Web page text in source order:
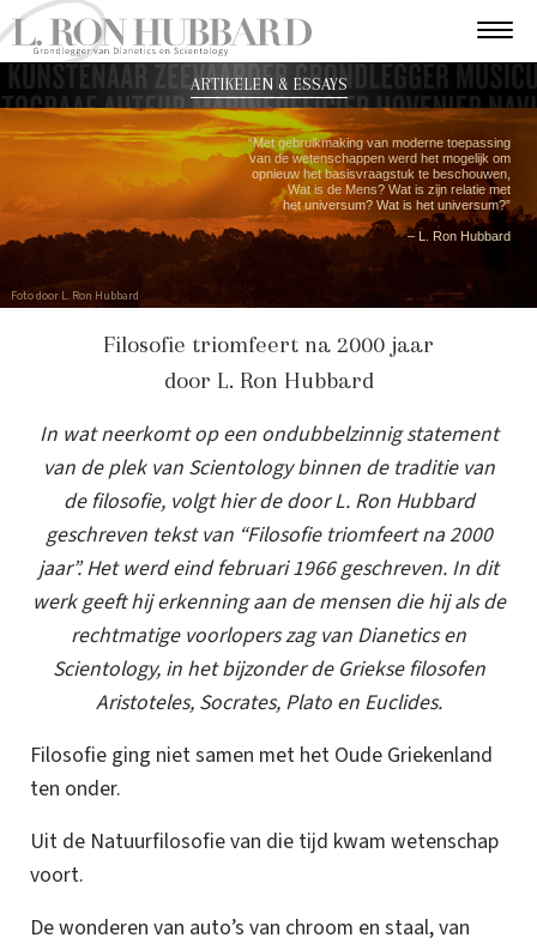
ARTIKELEN & ESSAYS
“Met gebruikmaking van moderne toepassing
van de wetenschappen werd het mogelijk om
opnieuw het basisvraagstuk te beschouwen,
Wat is de Mens? Wat is zijn relatie met
het universum? Wat is het universum?”
– L. Ron Hubbard
Foto door L. Ron Hubbard
Filosofie triomfeert na 2000 jaar
door L. Ron Hubbard
In wat neerkomt op een ondubbelzinnig statement
van de plek van Scientology binnen de traditie van
de filosofie, volgt hier de door L. Ron Hubbard
geschreven tekst van “Filosofie triomfeert na 2000
jaar”. Het werd eind februari 1966 geschreven. In dit
werk geeft hij erkenning aan de mensen die hij als de
rechtmatige voorlopers zag van Dianetics en
Scientology, in het bijzonder de Griekse filosofen
Aristoteles, Socrates, Plato en Euclides.
Filosofie ging niet samen met het Oude Griekenland
ten onder.
Uit de Natuurfilosofie van die tijd kwam wetenschap
voort.
De wonderen van auto’s van chroom en staal, van